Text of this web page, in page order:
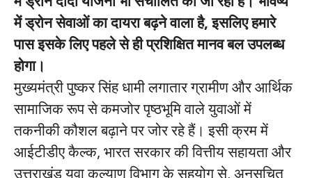
में ड्रोन सेवाओं का दायरा बढ़ने वाला है, इसलिए हमारे
पास इसके लिए पहले से ही प्रशिक्षित मानव बल उपलब्ध
होगा।
मुख्यमंत्री पुष्कर सिंह धामी लगातार ग्रामीण और आर्थिक
सामाजिक रूप से कमजोर पृष्ठभूमि वाले युवाओं में
तकनीकी कौशल बढ़ाने पर जोर रहे हैं। इसी क्रम में
आईटीडीए कैल्क, भारत सरकार की वित्तीय सहायता और
उत्तराखंड युवा कल्याण विभाग के सहयोग से, अनुसूचित